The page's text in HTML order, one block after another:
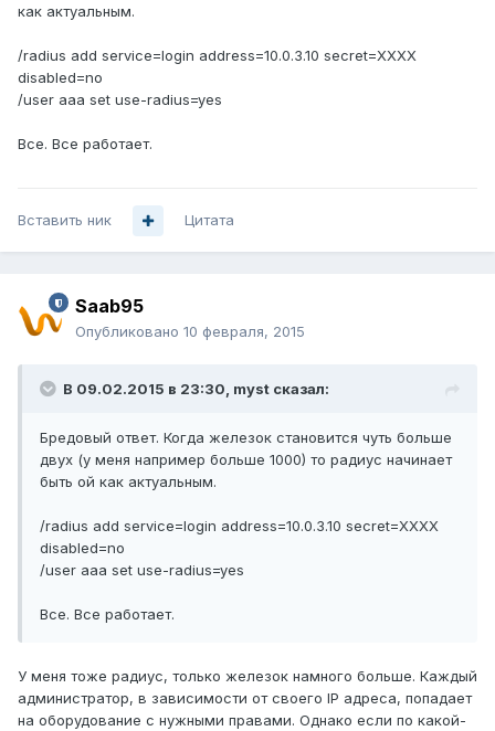
как актуальным.
/radius add service=login address=10.0.3.10 secret=ХХХХ
disabled=no
/user aaa set use-radius=yes
Все. Все работает.
Вставить ник Цитата
Saab95
Опубликовано 10 февраля, 2015
В 09.02.2015 в 23:30, myst сказал:
Бредовый ответ. Когда железок становится чуть больше
двух (у меня например больше 1000) то радиус начинает
быть ой как актуальным.
/radius add service=login address=10.0.3.10 secret=ХХХХ
disabled=no
/user aaa set use-radius=yes
Все. Все работает.
У меня тоже радиус, только железок намного больше. Каждый
администратор, в зависимости от своего IP адреса, попадает
на оборудование с нужными правами. Однако если по какой-